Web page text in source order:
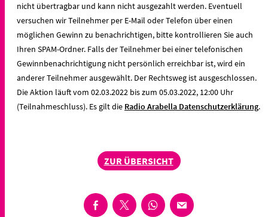
nicht übertragbar und kann nicht ausgezahlt werden. Eventuell
versuchen wir Teilnehmer per E-Mail oder Telefon über einen
möglichen Gewinn zu benachrichtigen, bitte kontrollieren Sie auch
Ihren SPAM-Ordner. Falls der Teilnehmer bei einer telefonischen
Gewinnbenachrichtigung nicht persönlich erreichbar ist, wird ein
anderer Teilnehmer ausgewählt. Der Rechtsweg ist ausgeschlossen.
Die Aktion läuft vom 02.03.2022 bis zum 05.03.2022, 12:00 Uhr
(Teilnahmeschluss). Es gilt die Radio Arabella Datenschutzerklärung.
ZUR ÜBERSICHT